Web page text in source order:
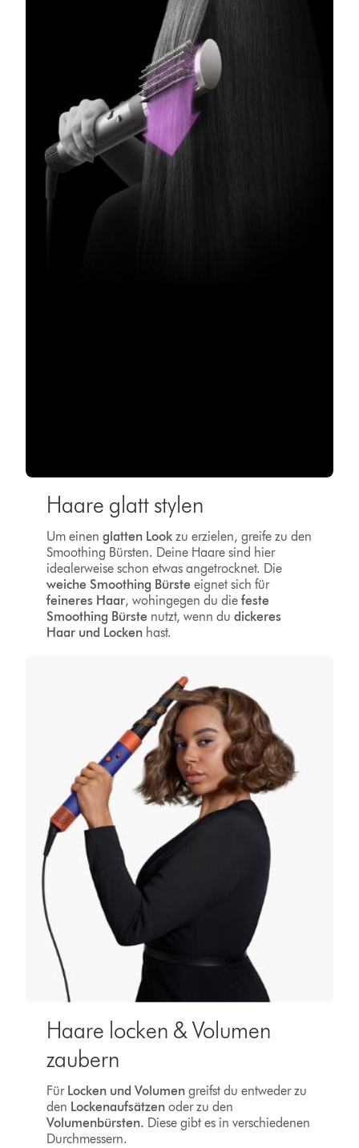
Haare glatt stylen
Um einenglatten Lookzu erzielen, greife zu den
Smoothing Bürsten. Deine Haare sind hier
idealerweise schon etwas angetrocknet. Die
weiche Smoothing Bürste eignet sich für
feineres Haar, wohingegen du diefeste
Smoothing Bürste nutzt, wenn dudickeres
Haar und Locken hast.
Haare locken & Volumen
zaubern
Für Locken und Volumen greifst du entweder zu
den Lockenaufsätzen oder zu den
Volumenbürsten. Diese gibt es in verschiedenen
Durchmessern.